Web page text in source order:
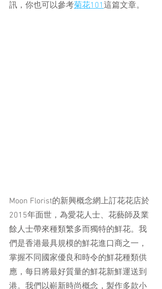
訊，你也可以參考菊花101這篇文章。
Moon Florist的新興概念網上訂花花店於
2015年面世，為愛花人士、花藝師及業
餘人士帶來種類繁多而獨特的鮮花。我
們是香港最具規模的鮮花進口商之一，
掌握不同國家優良和時令的鮮花種類供
應，每日將最好質量的鮮花新鮮運送到
港。我們以嶄新時尚概念，製作多款小